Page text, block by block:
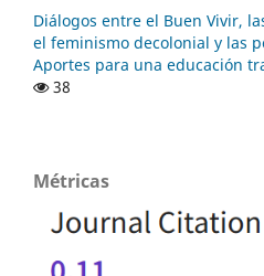
Diálogos entre el Buen Vivir,
el feminismo decolonial y las
Aportes para una educación
38
Métricas